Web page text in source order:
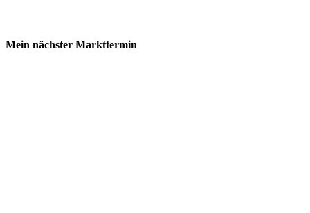
Mein nächster Markttermin